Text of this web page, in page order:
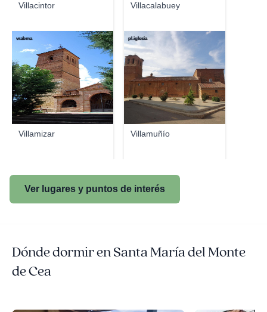
Villacintor Villacalabuey
Villamizar
vrabma
Villamuñío
pl.iglesia
Ver lugares y puntos de interés
Dónde dormir en Santa María del Monte
de Cea